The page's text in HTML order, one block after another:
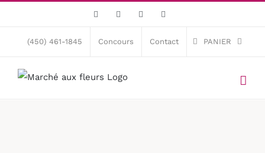
content
Facebook Instagram
(450) 461-1845 Concours Contact PANIER